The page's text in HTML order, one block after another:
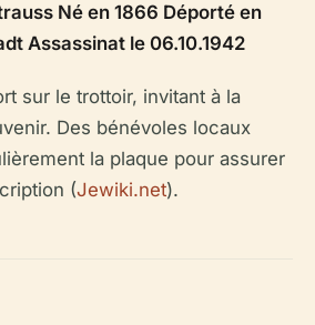
Né en 1866 Déporté en
Assassinat le 06.10.1942
sur le trottoir, invitant à la
Des bénévoles locaux
la plaque pour assurer
(Jewiki.net).